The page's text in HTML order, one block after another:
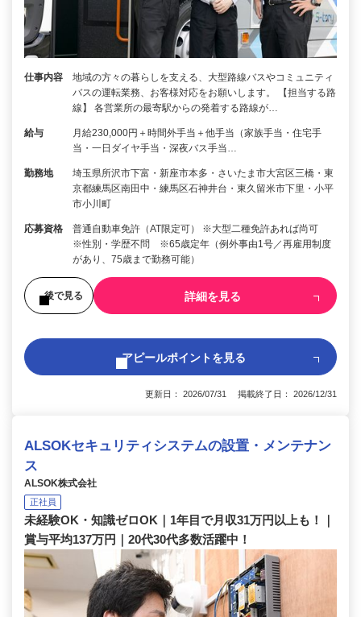
仕事内容
地域の方々の暮らしを支える、大型路線バスやコミュニティ
バスの運転業務、お客様対応をお願いします。 【担当する路
線】 各営業所の最寄駅からの発着する路線が…
給与
月給230,000円＋時間外手当＋他手当（家族手当・住宅手
当・一日ダイヤ手当・深夜バス手当…
勤務地
埼玉県所沢市下富・新座市本多・さいたま市大宮区三橋・東
京都練馬区南田中・練馬区石神井台・東久留米市下里・小平
市小川町
応募資格
普通自動車免許（AT限定可） ※大型二種免許あれば尚可
※性別・学歴不問 ※65歳定年（例外事由1号／再雇用制度
があり、75歳まで勤務可能）
後で見る 詳細を見る
アピールポイントを見る
更新日： 2026/07/31 掲載終了日： 2026/12/31
ALSOKセキュリティシステムの設置・メンテナン
ス
ALSOK株式会社
正社員
未経験OK・知識ゼロOK｜1年目で月収31万円以上も！｜
賞与平均137万円｜20代30代多数活躍中！